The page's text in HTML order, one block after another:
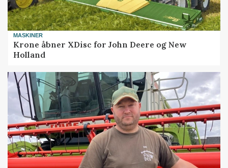
MASKINER
Krone åbner XDisc for John Deere og New
Holland